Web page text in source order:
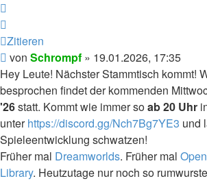
Zitieren
Beitrag
von Schrompf » 19.01.2026, 17:35
Hey Leute! Nächster Stammtisch kommt!
besprochen findet der kommenden
'26statt. Kommt wie immer soab 20 Uhr
unterhttps://discord.gg/Nch7Bg7YE3 und
Spieleentwicklung schwatzen!
Früher mal Dreamworlds. Früher mal
Library. Heutzutage nur noch so